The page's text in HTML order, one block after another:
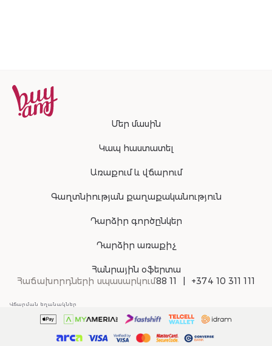
Մեր մասին
Կապ հաստատել
Առաքում և վճարում
Գաղտնիության քաղաքականություն
Դարձիր գործընկեր
Դարձիր առաքիչ
Հանրային օֆերտա
Հաճախորդների սպասարկում88 11 +374 10 311 111
Վճարման եղանակներ